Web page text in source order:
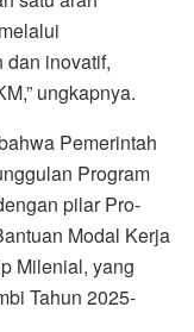
dan inovatif,
ungkapnya.
Pemerintah
Program
pilar Pro-
Modal Kerja
Milenial, yang
Tahun 2025-